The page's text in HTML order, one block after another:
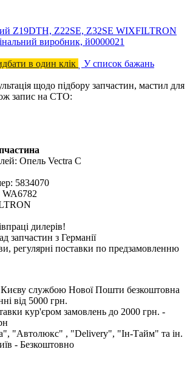
в один клік
У список бажань
щодо підбору запчастин, мастил для
запис на СТО:
Опель Vectra C
5834070
дилерів!
запчастин з Германії
регулярні поставки по предзамовленню
Києву службою Нової Пошти безкоштовна
від 5000 грн.
кур'єром замовлень до 2000 грн. -
"Автолюкс" , "Delivery", "Iн-Тайм" та ін.
- Безкоштовно